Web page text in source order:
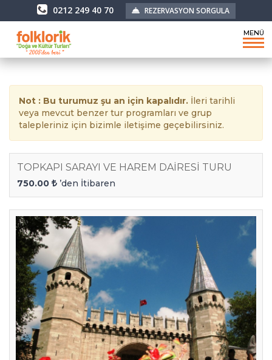
0212 249 40 70 REZERVASYON SORGULA
MENÜ
Not : Bu turumuz şu an için kapalıdır. İleri tarihli
veya mevcut benzer tur programları ve grup
talepleriniz için bizimle iletişime geçebilirsiniz.
TOPKAPI SARAYI VE HAREM DAİRESİ TURU
750.00 ’den İtibaren